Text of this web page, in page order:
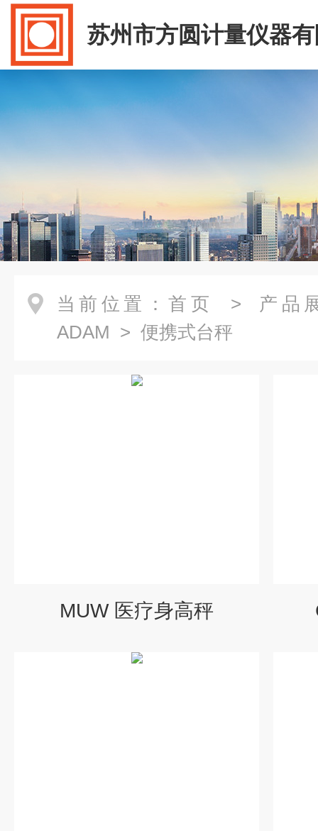
苏州市方圆计量仪器
当前位置： 首页 > 产品
ADAM > 便携式台秤
MUW 医疗身高秤